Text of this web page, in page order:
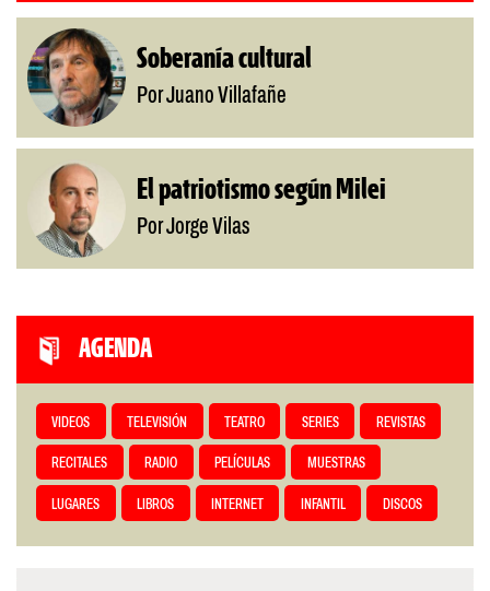
Soberanía cultural
Por Juano Villafañe
El patriotismo según Milei
Por Jorge Vilas
AGENDA
VIDEOS TELEVISIÓN TEATRO SERIES REVISTAS
RECITALES RADIO PELÍCULAS MUESTRAS
LUGARES LIBROS INTERNET INFANTIL DISCOS